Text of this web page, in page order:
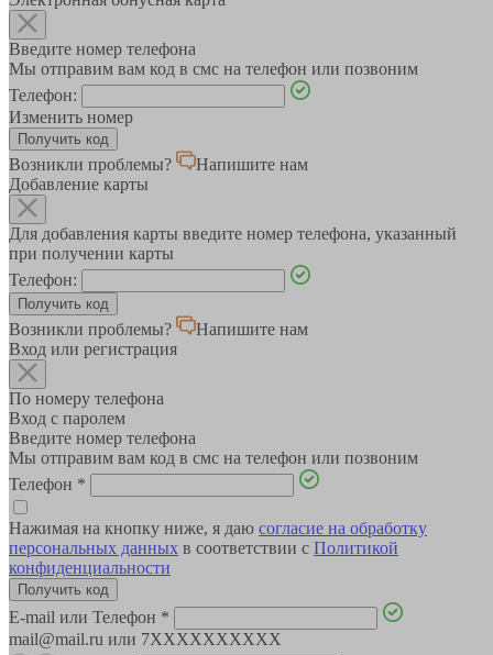
Введите номер телефона
Мы отправим вам код в смс на телефон или позвоним
Телефон:
Изменить номер
Возникли проблемы?
Напишите нам
Добавление карты
Для добавления карты введите номер телефона, указанный
при получении карты
Телефон:
Возникли проблемы?
Напишите нам
Вход или регистрация
По номеру телефона
Вход с паролем
Введите номер телефона
Мы отправим вам код в смс на телефон или позвоним
Телефон *
Нажимая на кнопку ниже, я даю согласие на обработку
персональных данных в соответствии с Политикой
конфиденциальности
E-mail или Телефон *
mail@mail.ru или 7XXXXXXXXXX